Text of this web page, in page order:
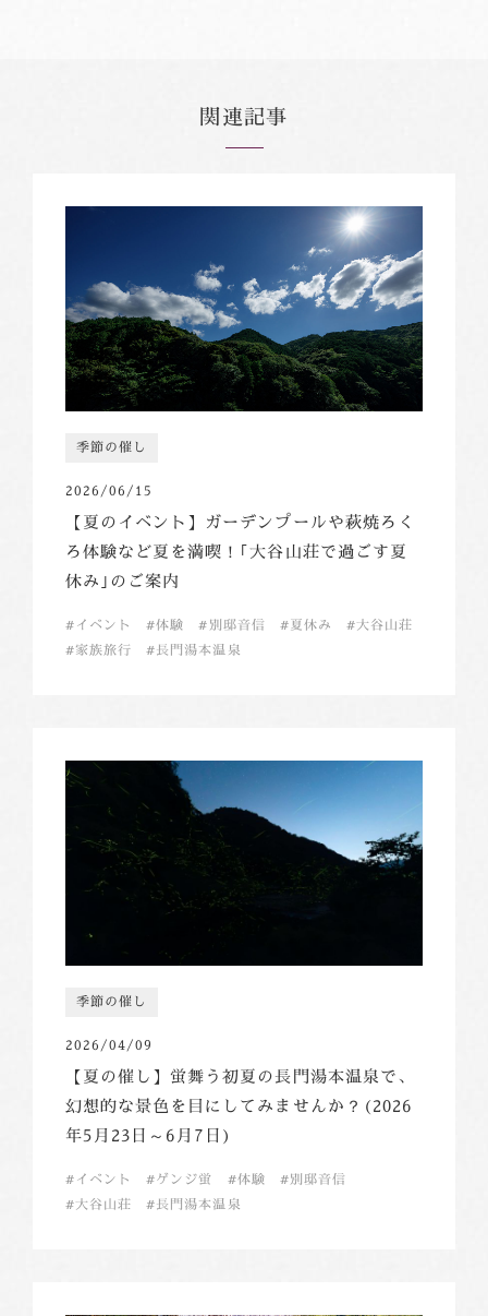
関連記事
季節の催し
2026/06/15
【夏のイベント】ガーデンプールや萩焼ろく
ろ体験など夏を満喫！｢大谷山荘で過ごす夏
休み｣のご案内
イベント 体験 別邸音信 夏休み
大谷山荘
家族旅行
長門湯本温泉
季節の催し
2026/04/09
【夏の催し】蛍舞う初夏の長門湯本温泉で、
幻想的な景色を目にしてみませんか？(2026
年5月23日～6月7日)
イベント ゲンジ蛍 体験
別邸音信
大谷山荘
長門湯本温泉